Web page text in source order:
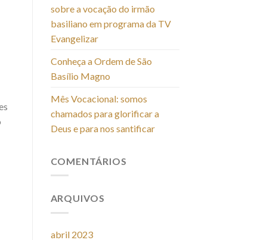
sobre a vocação do irmão
basiliano em programa da TV
Evangelizar
Conheça a Ordem de São
Basílio Magno
Mês Vocacional: somos
chamados para glorificar a
Deus e para nos santificar
COMENTÁRIOS
ARQUIVOS
abril 2023